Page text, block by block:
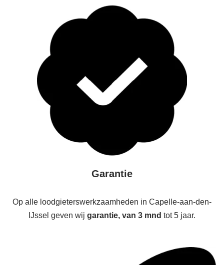
Garantie
Op alle loodgieterswerkzaamheden in Capelle-aan-den-
IJssel geven wij garantie, van 3 mnd tot 5 jaar.